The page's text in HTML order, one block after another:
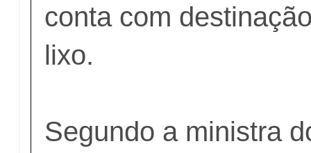
conta com
lixo.
Segundo a ministra